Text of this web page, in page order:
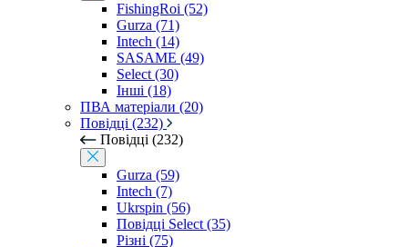
FishingRoi (52)
Gurza (71)
Intech (14)
SASAME (49)
Select (30)
Інші (18)
ПВА матеріали (20)
Повідці (232)
Повідці (232)
Gurza (59)
Intech (7)
Ukrspin (56)
Повідці Select (35)
Різні (75)